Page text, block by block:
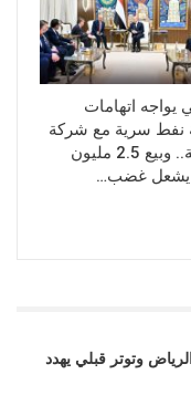
يواجه اتهامات
نفط سرية مع شركة
أمريكية.. وبيع 2.5 مليون
يشعل غضب…
وتوتر قبلي يهدد